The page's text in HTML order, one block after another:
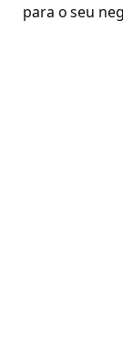
para o seu